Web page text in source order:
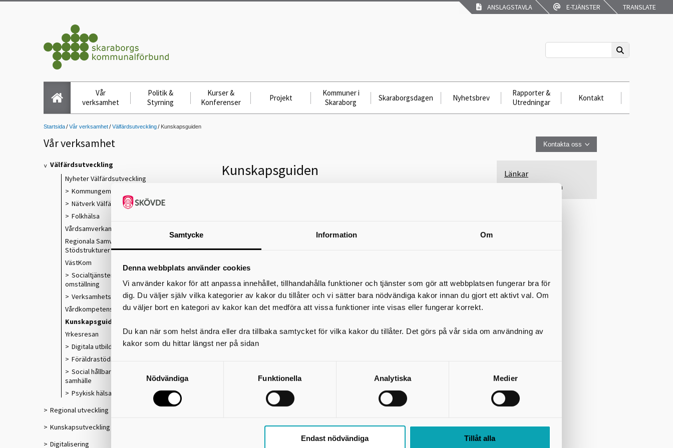
Samtycke Information Om
Denna webbplats använder cookies
Vi använder kakor för att anpassa innehållet, tillhandahålla funktioner och tjänster som gör att webbplatsen fungerar bra för
dig. Du väljer själv vilka kategorier av kakor du tillåter och vi sätter bara nödvändiga kakor innan du gjort ett aktivt val. Om
du väljer bort en kategori av kakor kan det medföra att vissa funktioner inte visas eller fungerar korrekt.
Du kan när som helst ändra eller dra tillbaka samtycket för vilka kakor du tillåter. Det görs på vår sida om användning av
kakor som du hittar längst ner på sidan
Nödvändiga Funktionella Analytiska Medier
Endast nödvändiga Tillåt alla
ANSLAGSTAVLA E-TJÄNSTER TRANSLATE
Vår
verksamhet
Politik &
Styrning
Kurser &
Konferenser
Projekt
Kommuner i
Skaraborg
Skaraborgsdagen Nyhetsbrev
Rapporter &
Utredningar
Kontakt
Startsida Vår verksamhet Välfärdsutveckling Kunskapsguiden
Vår verksamhet
Välfärdsutveckling
Nyheter Välfärdsutveckling
Kommungemensamma verksamheter
Nätverk Välfärdsutveckling
Folkhälsa
Vårdsamverkan
Regionala Samverkans- och
Stödstrukturer
VästKom
Socialtjänstens och välfärdens
omställning
Verksamhetsförlagd utbildning
Vårdkompetensråd
Kunskapsguiden
Yrkesresan
Digitala utbildningar
Föräldrastödsprogram
Social hållbarhet i ett växande
samhälle
Psykisk hälsa och suicidprevention
Regional utveckling
Kunskapsutveckling
Digitalisering
Kontakta oss
Kunskapsguiden
Kunskapsguiden samlar publikationer, webbutbildningar, poddar, filmer, checklistor och
hälso- och sjukvården.
Innehållet på Kunskapsguiden bygger på bästa tillgängliga kunskap som kommer från
Innehållet är kostnadsfritt och öppet för alla.
Skriv ut
Länkar
Kunskapsguiden